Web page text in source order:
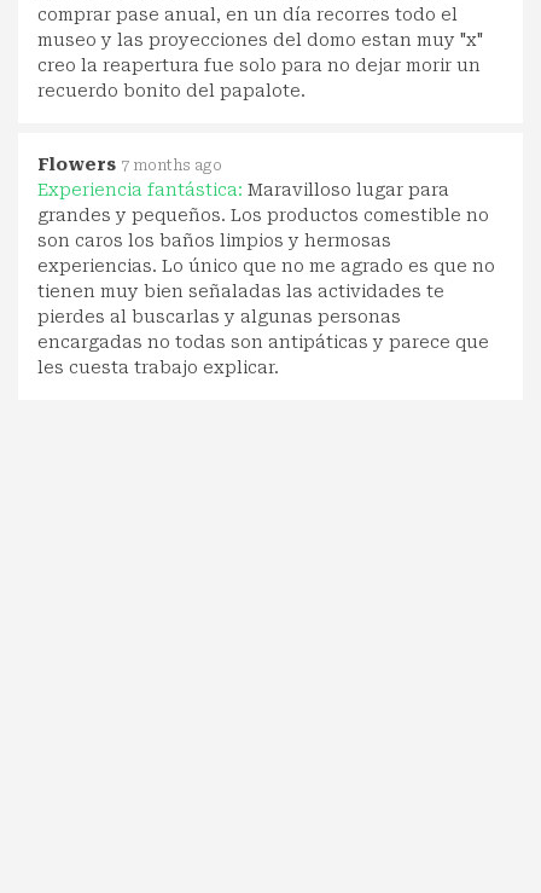
comprar pase anual, en un día recorres todo el
museo y las proyecciones del domo estan muy "x"
creo la reapertura fue solo para no dejar morir un
recuerdo bonito del papalote.
Flowers 7 months ago
Experiencia fantástica: Maravilloso lugar para
grandes y pequeños. Los productos comestible no
son caros los baños limpios y hermosas
experiencias. Lo único que no me agrado es que no
tienen muy bien señaladas las actividades te
pierdes al buscarlas y algunas personas
encargadas no todas son antipáticas y parece que
les cuesta trabajo explicar.